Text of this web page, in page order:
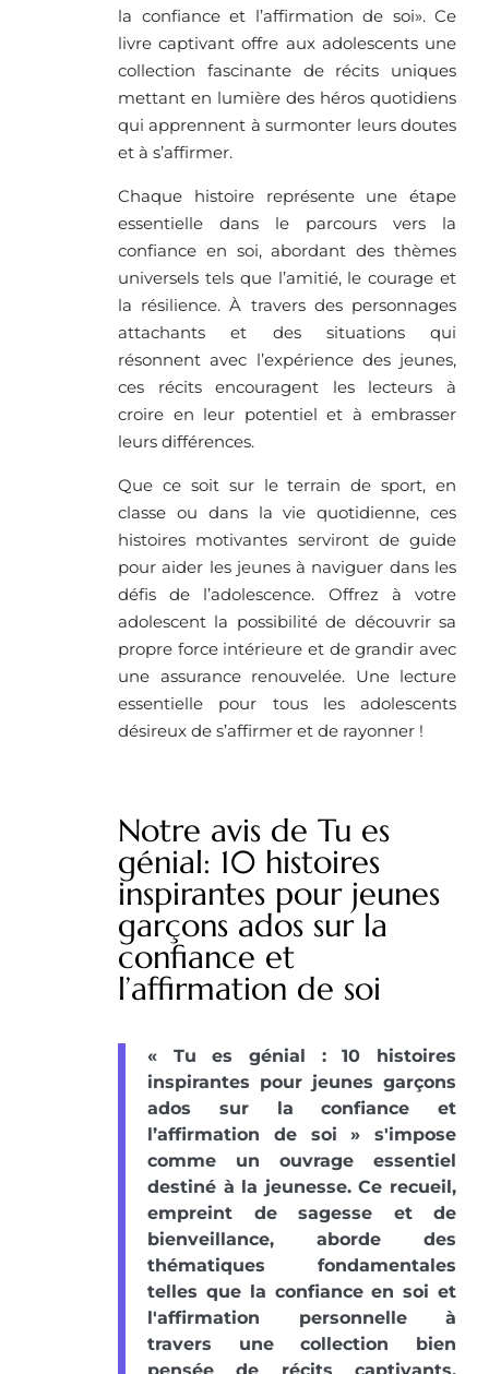
la confiance et l’affirmation de soi». Ce
livre captivant offre aux adolescents une
collection fascinante de récits uniques
mettant en lumière des héros quotidiens
qui apprennent à surmonter leurs doutes
et à s’affirmer.
Chaque histoire représente une étape
essentielle dans le parcours vers la
confiance en soi, abordant des thèmes
universels tels que l’amitié, le courage et
la résilience. À travers des personnages
attachants et des situations qui
résonnent avec l’expérience des jeunes,
ces récits encouragent les lecteurs à
croire en leur potentiel et à embrasser
leurs différences.
Que ce soit sur le terrain de sport, en
classe ou dans la vie quotidienne, ces
histoires motivantes serviront de guide
pour aider les jeunes à naviguer dans les
défis de l’adolescence. Offrez à votre
adolescent la possibilité de découvrir sa
propre force intérieure et de grandir avec
une assurance renouvelée. Une lecture
essentielle pour tous les adolescents
désireux de s’affirmer et de rayonner !
Notre avis de Tu es
génial: 10 histoires
inspirantes pour jeunes
garçons ados sur la
confiance et
l’affirmation de soi
« Tu es génial : 10 histoires
inspirantes pour jeunes garçons
ados sur la confiance et
l’affirmation de soi » s'impose
comme un ouvrage essentiel
destiné à la jeunesse. Ce recueil,
empreint de sagesse et de
bienveillance, aborde des
thématiques fondamentales
telles que la confiance en soi et
l'affirmation personnelle à
travers une collection bien